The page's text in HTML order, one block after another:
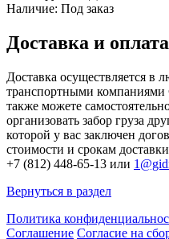
Наличие: Под заказ
Доставка и оплата
Доставка осуществляется в
транспортными
также можете
организовать забор груза
которой у вас заключен
стоимости и срокам
+7 (812) 448-65-13 или
Вернуться в раздел
Политика
Соглашение Согласие на